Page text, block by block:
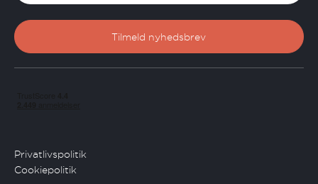
Privatlivspolitik
Cookiepolitik